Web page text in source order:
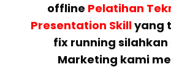
offline Pelatihan
Presentation Skillyang
fix running silahkan
Marketing kami